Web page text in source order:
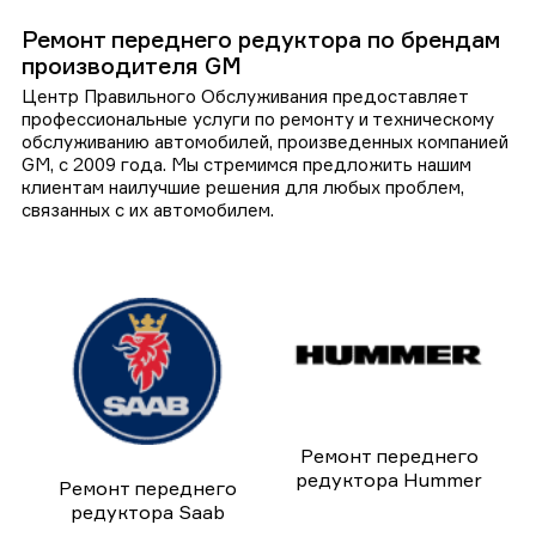
Ремонт переднего редуктора по брендам
производителя GM
Центр Правильного Обслуживания предоставляет
профессиональные услуги по ремонту и техническому
обслуживанию автомобилей, произведенных компанией
GM, с 2009 года. Мы стремимся предложить нашим
клиентам наилучшие решения для любых проблем,
связанных с их автомобилем.
Ремонт переднего
редуктора Saab
Ремонт переднего
редуктора Hummer